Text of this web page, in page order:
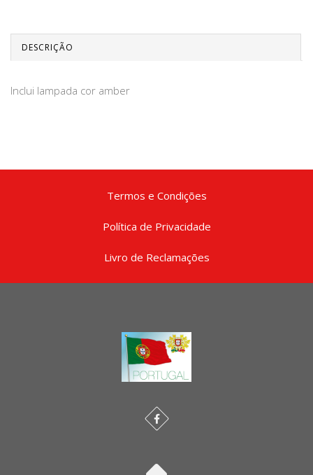
DESCRIÇÃO
Inclui lampada cor amber
Termos e Condições
Política de Privacidade
Livro de Reclamações